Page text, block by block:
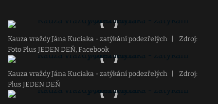
Kauza vraždy Jána Kuciaka - zatýkání podezřelých
Zdroj:
Foto Plus JEDEN DEŇ, Facebook
Kauza vraždy Jána Kuciaka - zatýkání podezřelých
Zdroj:
Plus JEDEN DEŇ